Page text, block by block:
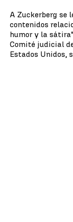
A Zuckerberg se
contenidos
humor y la
Comité judicial
Estados Unidos,